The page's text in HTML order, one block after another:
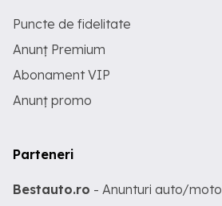
Puncte de fidelitate
Anunț Premium
Abonament VIP
Anunț promo
Parteneri
Bestauto.ro - Anunturi auto/moto